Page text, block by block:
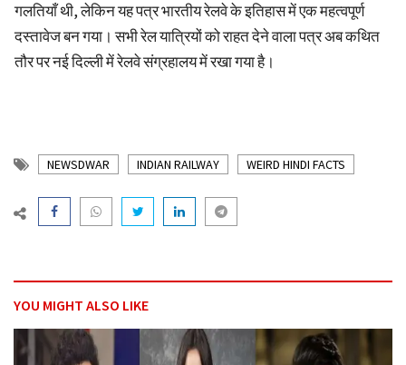
गलतियाँ थी, लेकिन यह पत्र भारतीय रेलवे के इतिहास में एक महत्वपूर्ण
दस्तावेज बन गया। सभी रेल यात्रियों को राहत देने वाला पत्र अब कथित
तौर पर नई दिल्ली में रेलवे संग्रहालय में रखा गया है।
NEWSDWAR INDIAN RAILWAY WEIRD HINDI FACTS
YOU MIGHT ALSO LIKE